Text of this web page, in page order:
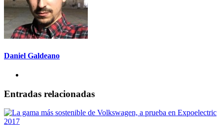
Daniel Galdeano
Entradas relacionadas